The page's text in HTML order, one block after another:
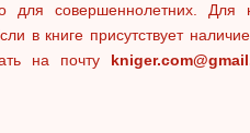
для совершеннолетних. Для
в книге присутствует
на почту